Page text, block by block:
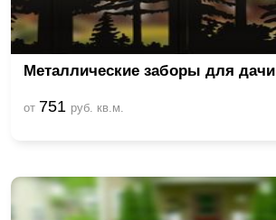
Металлические заборы для дачи
от 751 руб. кв.м.